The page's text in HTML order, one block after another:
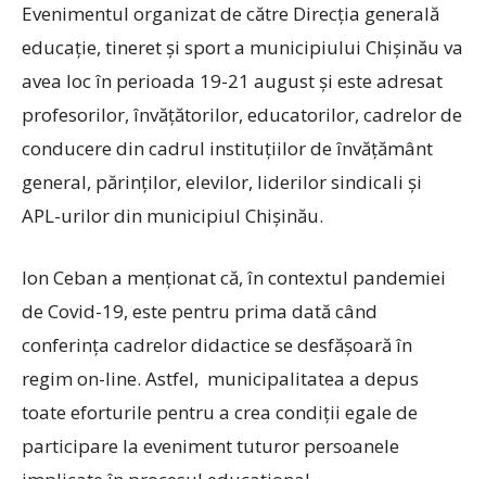
Evenimentul organizat de către Direcția generală
educație, tineret și sport a municipiului Chișinău va
avea loc în perioada 19-21 august și este adresat
profesorilor, învățătorilor, educatorilor, cadrelor de
conducere din cadrul instituțiilor de învățământ
general, părinților, elevilor, liderilor sindicali și
APL-urilor din municipiul Chișinău.
Ion Ceban a menționat că, în contextul pandemiei
de Covid-19, este pentru prima dată când
conferința cadrelor didactice se desfășoară în
regim on-line. Astfel, municipalitatea a depus
toate eforturile pentru a crea condiții egale de
participare la eveniment tuturor persoanele